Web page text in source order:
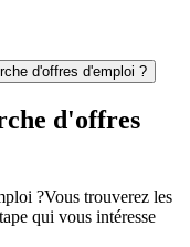
d'offres d'emploi ?
d'offres
?Vous trouverez les
qui vous intéresse